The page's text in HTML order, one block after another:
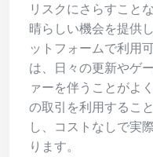
リスクにさらすこと
晴らしい機会を提供
ットフォームで利用
は、日々の更新やゲ
ァーを伴うことがよ
の取引を利用するこ
し、コストなしで実
ります。